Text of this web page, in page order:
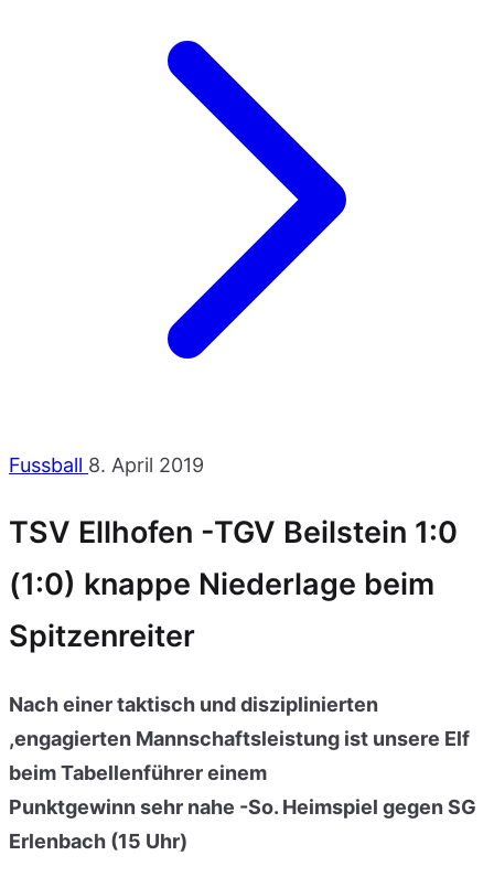
Fussball 8. April 2019
TSV Ellhofen -TGV Beilstein 1:0
(1:0) knappe Niederlage beim
Spitzenreiter
Nach einer taktisch und disziplinierten
,engagierten Mannschaftsleistung ist unsere Elf
beim Tabellenführer einem
Punktgewinn sehr nahe -So. Heimspiel gegen SG
Erlenbach (15 Uhr)